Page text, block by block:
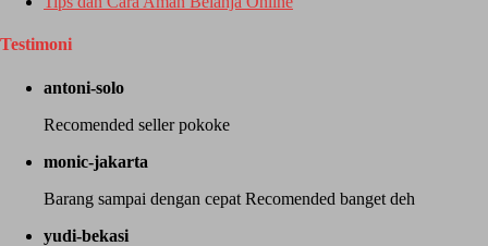
Testimoni
antoni-solo
Recomended seller pokoke
monic-jakarta
Barang sampai dengan cepat Recomended banget deh
yudi-bekasi